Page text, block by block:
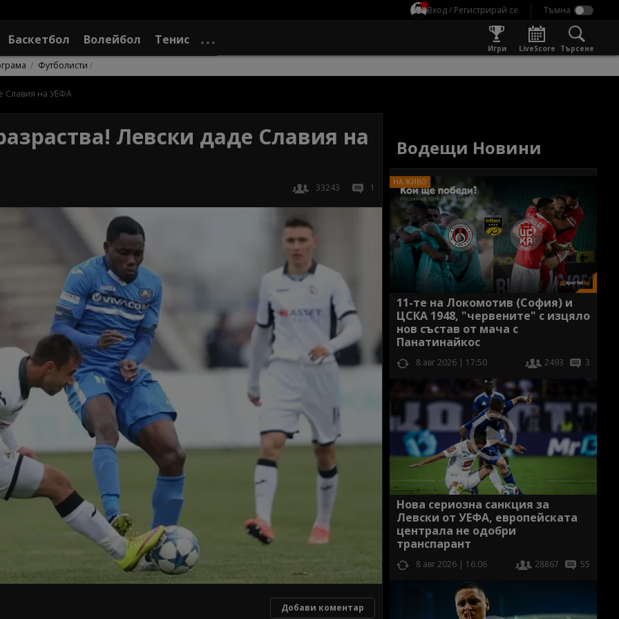
Вход / Регистрирай се
Баскетбол Волейбол Тенис
Игри LiveScore Търсене
Футболисти
Славия на УЕФА
Левски даде Славия на
33243 1
Добави коментар
Водещи Новини
11-те на Локомотив (София) и
ЦСКА 1948, "червените" с изцяло
нов състав от мача с
Панатинайкос
8 авг 2026 | 17:50 2493 3
Нова сериозна санкция за
Левски от УЕФА, европейската
централа не одобри
транспарант
8 авг 2026 | 16:06 28867 55